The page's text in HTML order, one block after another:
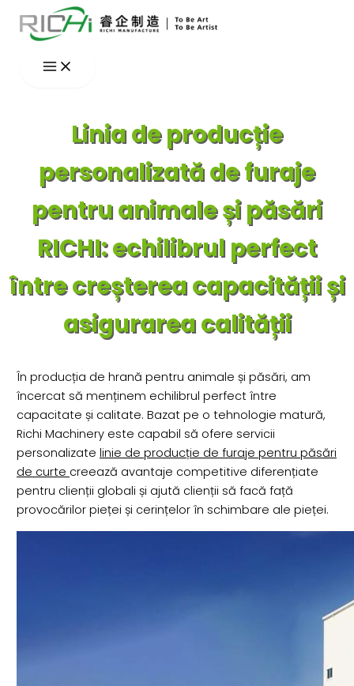
Skip
Linia de producție
personalizată de furaje
pentru animale și păsări
RICHI: echilibrul perfect
între creșterea capacității și
asigurarea calității
În producția de hrană pentru animale și păsări, am
încercat să menținem echilibrul perfect între
capacitate și calitate. Bazat pe o tehnologie matură,
Richi Machinery este capabil să ofere servicii
personalizate linie de producție de furaje pentru păsări
de curte creează avantaje competitive diferențiate
pentru clienții globali și ajută clienții să facă față
provocărilor pieței și cerințelor în schimbare ale pieței.